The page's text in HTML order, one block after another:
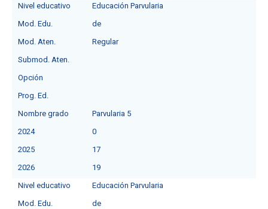
Nivel educativo
Educación Parvularia
Mod. Edu.
de
Mod. Aten.
Regular
Submod. Aten.
Opción
Prog. Ed.
Nombre grado
Parvularia 5
2024
0
2025
17
2026
19
Nivel educativo
Educación Parvularia
Mod. Edu.
de